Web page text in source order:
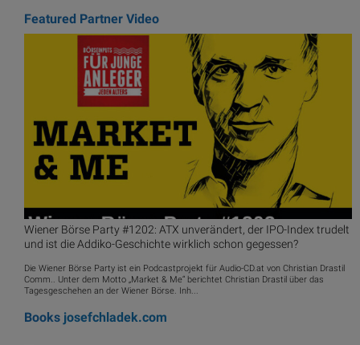
Featured Partner Video
Wiener Börse Party #1202: ATX unverändert, der IPO-Index trudelt
und ist die Addiko-Geschichte wirklich schon gegessen?
Die Wiener Börse Party ist ein Podcastprojekt für Audio-CD.at von Christian Drastil
Comm.. Unter dem Motto „Market & Me“ berichtet Christian Drastil über das
Tagesgeschehen an der Wiener Börse. Inh...
Books josefchladek.com